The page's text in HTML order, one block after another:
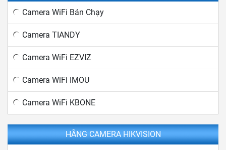
Camera WiFi Bán Chạy
Camera TIANDY
Camera WiFi EZVIZ
Camera WiFi IMOU
Camera WiFi KBONE
HÃNG CAMERA HIKVISION